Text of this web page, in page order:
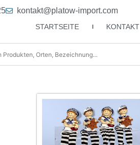
kontakt@platow-import.com
STARTSEITE KONTAKT